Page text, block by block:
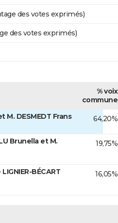
des votes exprimés)
des votes exprimés)
% voix
commune
M. DESMEDT Frans 64,20%
Brunella et M.
19,75%
BÉCART
16,05%